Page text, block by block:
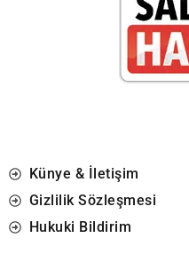
Künye & İletişim
Gizlilik Sözleşmesi
Hukuki Bildirim